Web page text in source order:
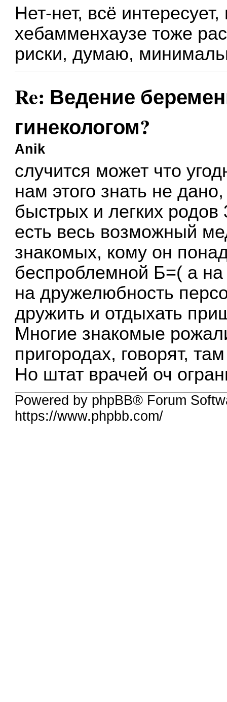
Нет-нет, всё
хебамменхаузе тоже
риски, думаю,
Re: Ведение
гинекологом?
Anik
случится может что
нам этого знать не
быстрых и легких родов
есть весь возможный
знакомых, кому он
беспроблемной Б=( а
на дружелюбность
дружить и отдыхать
Многие знакомые
пригородах, говорят,
Но штат врачей оч
Powered by phpBB® Forum
https://www.phpbb.com/